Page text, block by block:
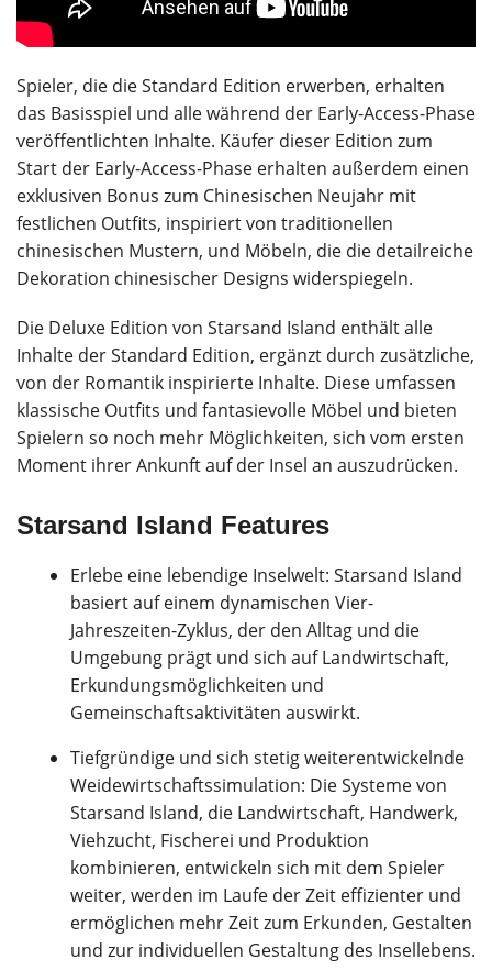
Spieler, die die Standard Edition erwerben, erhalten
das Basisspiel und alle während der Early-Access-Phase
veröffentlichten Inhalte. Käufer dieser Edition zum
Start der Early-Access-Phase erhalten außerdem einen
exklusiven Bonus zum Chinesischen Neujahr mit
festlichen Outfits, inspiriert von traditionellen
chinesischen Mustern, und Möbeln, die die detailreiche
Dekoration chinesischer Designs widerspiegeln.
Die Deluxe Edition von Starsand Island enthält alle
Inhalte der Standard Edition, ergänzt durch zusätzliche,
von der Romantik inspirierte Inhalte. Diese umfassen
klassische Outfits und fantasievolle Möbel und bieten
Spielern so noch mehr Möglichkeiten, sich vom ersten
Moment ihrer Ankunft auf der Insel an auszudrücken.
Starsand Island Features
Erlebe eine lebendige Inselwelt: Starsand Island
basiert auf einem dynamischen Vier-
Jahreszeiten-Zyklus, der den Alltag und die
Umgebung prägt und sich auf Landwirtschaft,
Erkundungsmöglichkeiten und
Gemeinschaftsaktivitäten auswirkt.
Tiefgründige und sich stetig weiterentwickelnde
Weidewirtschaftssimulation: Die Systeme von
Starsand Island, die Landwirtschaft, Handwerk,
Viehzucht, Fischerei und Produktion
kombinieren, entwickeln sich mit dem Spieler
weiter, werden im Laufe der Zeit effizienter und
ermöglichen mehr Zeit zum Erkunden, Gestalten
und zur individuellen Gestaltung des Insellebens.